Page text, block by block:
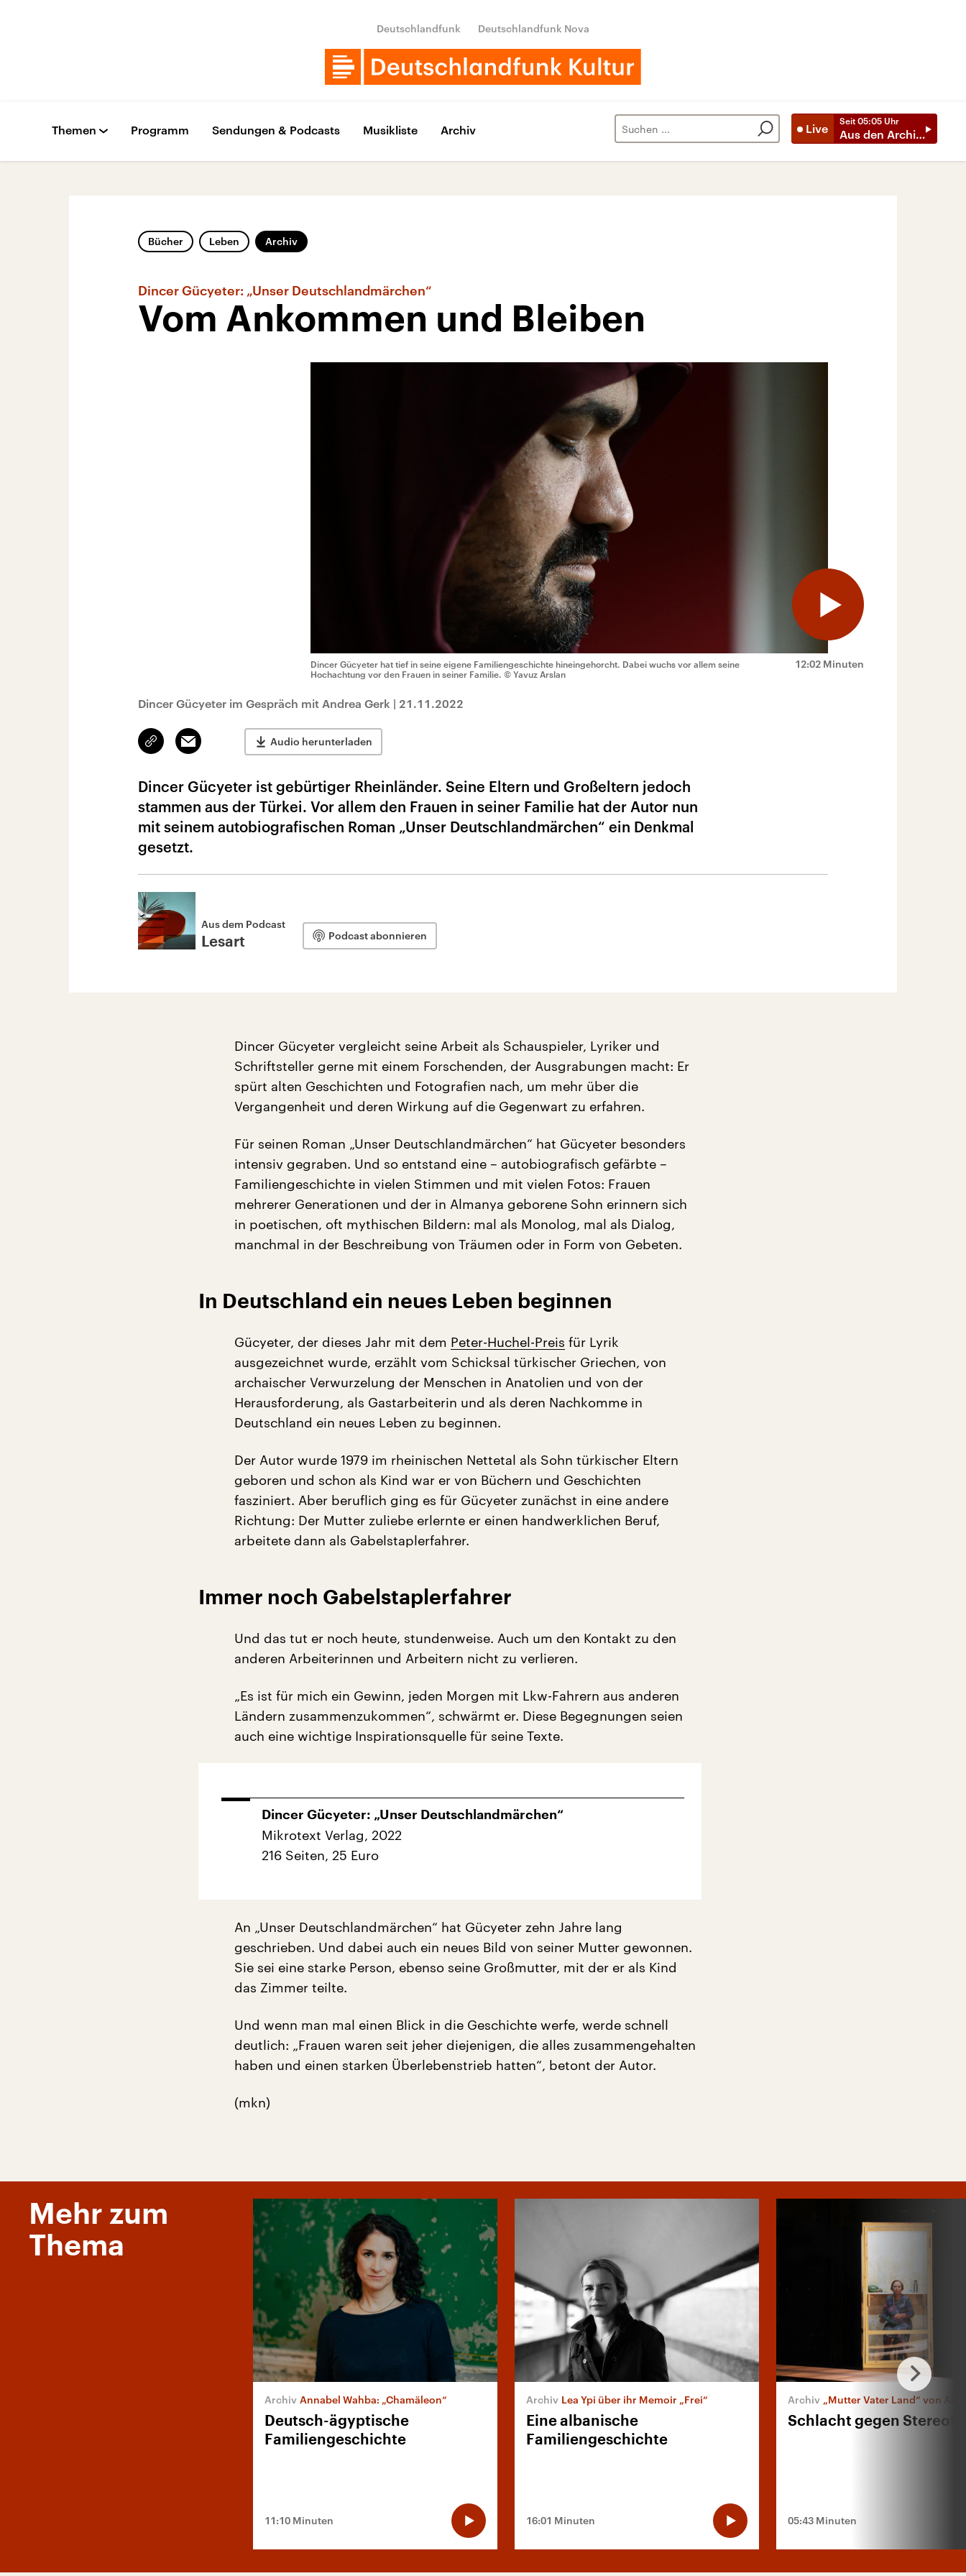
Deutschlandfunk Deutschlandfunk Nova
Live
Seit 05:05 Uhr
Aus den Archiven
Themen Programm Sendungen & Podcasts Musikliste Archiv
Bücher Leben Archiv
Dincer Gücyeter: „Unser Deutschlandmärchen“
Vom Ankommen und Bleiben
12:02 Minuten
Dincer Gücyeter hat tief in seine eigene Familiengeschichte hineingehorcht. Dabei wuchs vor allem seine
Hochachtung vor den Frauen in seiner Familie. © Yavuz Arslan
Dincer Gücyeter im Gespräch mit Andrea Gerk | 21.11.2022
Link
kopieren/teilen
Email Audio herunterladen
Dincer Gücyeter ist gebürtiger Rheinländer. Seine Eltern und Großeltern jedoch
stammen aus der Türkei. Vor allem den Frauen in seiner Familie hat der Autor nun
mit seinem autobiografischen Roman „Unser Deutschlandmärchen“ ein Denkmal
gesetzt.
Aus dem Podcast
Lesart Podcast abonnieren
Dincer Gücyeter vergleicht seine Arbeit als Schauspieler, Lyriker und
Schriftsteller gerne mit einem Forschenden, der Ausgrabungen macht: Er
spürt alten Geschichten und Fotografien nach, um mehr über die
Vergangenheit und deren Wirkung auf die Gegenwart zu erfahren.
Für seinen Roman „Unser Deutschlandmärchen“ hat Gücyeter besonders
intensiv gegraben. Und so entstand eine – autobiografisch gefärbte –
Familiengeschichte in vielen Stimmen und mit vielen Fotos: Frauen
mehrerer Generationen und der in Almanya geborene Sohn erinnern sich
in poetischen, oft mythischen Bildern: mal als Monolog, mal als Dialog,
manchmal in der Beschreibung von Träumen oder in Form von Gebeten.
In Deutschland ein neues Leben beginnen
Gücyeter, der dieses Jahr mit dem Peter-Huchel-Preis für Lyrik
ausgezeichnet wurde, erzählt vom Schicksal türkischer Griechen, von
archaischer Verwurzelung der Menschen in Anatolien und von der
Herausforderung, als Gastarbeiterin und als deren Nachkomme in
Deutschland ein neues Leben zu beginnen.
Der Autor wurde 1979 im rheinischen Nettetal als Sohn türkischer Eltern
geboren und schon als Kind war er von Büchern und Geschichten
fasziniert. Aber beruflich ging es für Gücyeter zunächst in eine andere
Richtung: Der Mutter zuliebe erlernte er einen handwerklichen Beruf,
arbeitete dann als Gabelstaplerfahrer.
Immer noch Gabelstaplerfahrer
Und das tut er noch heute, stundenweise. Auch um den Kontakt zu den
anderen Arbeiterinnen und Arbeitern nicht zu verlieren.
„Es ist für mich ein Gewinn, jeden Morgen mit Lkw-Fahrern aus anderen
Ländern zusammenzukommen“, schwärmt er. Diese Begegnungen seien
auch eine wichtige Inspirationsquelle für seine Texte.
Dincer Gücyeter: „Unser Deutschlandmärchen“
Mikrotext Verlag, 2022
216 Seiten, 25 Euro
An „Unser Deutschlandmärchen“ hat Gücyeter zehn Jahre lang
geschrieben. Und dabei auch ein neues Bild von seiner Mutter gewonnen.
Sie sei eine starke Person, ebenso seine Großmutter, mit der er als Kind
das Zimmer teilte.
Und wenn man mal einen Blick in die Geschichte werfe, werde schnell
deutlich: „Frauen waren seit jeher diejenigen, die alles zusammengehalten
haben und einen starken Überlebenstrieb hatten“, betont der Autor.
(mkn)
Mehr zum
Thema
Annabel Wahba: „Chamäleon“
Deutsch-ägyptische
Familiengeschichte
11:10 Minuten
Lea Ypi über ihr Memoir „Frei“
Eine albanische
Familiengeschichte
16:01 Minuten
„Mutter Vater Land“ von Akın
Schlacht gegen
05:43 Minuten